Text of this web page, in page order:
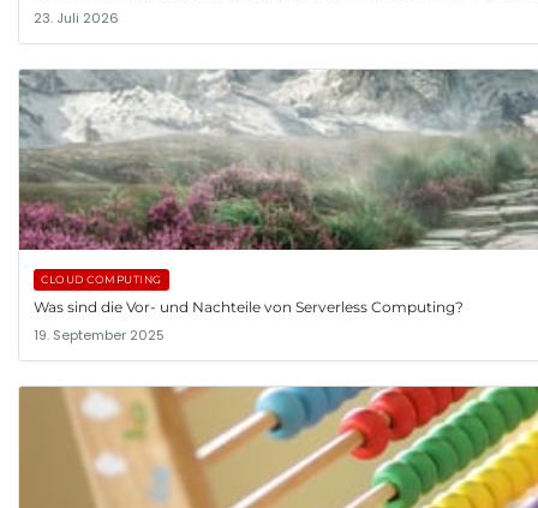
23. Juli 2026
CLOUD COMPUTING
Was sind die Vor- und Nachteile von Serverless Computing?
19. September 2025